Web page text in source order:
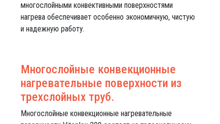
многослойными конвективными поверхностями
нагрева обеспечивает особенно экономичную, чистую
и надежную работу.
Многослойные конвекционные
нагревательные поверхности из
трехслойных труб.
Многослойные конвекционные нагревательные